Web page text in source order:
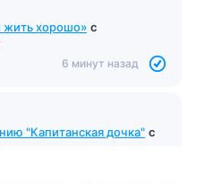
жить хорошо» с
6 минут назад
"Капитанская дочка" с